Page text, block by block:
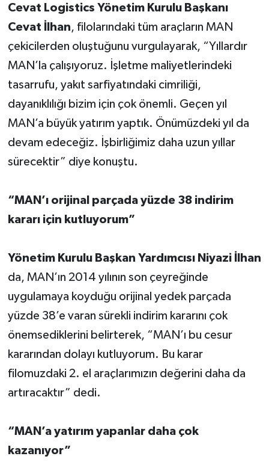
Cevat Logistics Yönetim Kurulu Başkanı
Cevat İlhan, filolarındaki tüm araçların MAN
çekicilerden oluştuğunu vurgulayarak, “Yıllardır
MAN’la çalışıyoruz. İşletme maliyetlerindeki
tasarrufu, yakıt sarfiyatındaki cimriliği,
dayanıklılığı bizim için çok önemli. Geçen yıl
MAN’a büyük yatırım yaptık. Önümüzdeki yıl da
devam edeceğiz. İşbirliğimiz daha uzun yıllar
sürecektir” diye konuştu.
“MAN’ı orijinal parçada yüzde 38 indirim
kararı için kutluyorum”
Yönetim Kurulu Başkan Yardımcısı Niyazi İlhan
da, MAN’ın 2014 yılının son çeyreğinde
uygulamaya koyduğu orijinal yedek parçada
yüzde 38’e varan sürekli indirim kararını çok
önemsediklerini belirterek, “MAN’ı bu cesur
kararından dolayı kutluyorum. Bu karar
filomuzdaki 2. el araçlarımızın değerini daha da
artıracaktır” dedi.
“MAN’a yatırım yapanlar daha çok
kazanıyor”